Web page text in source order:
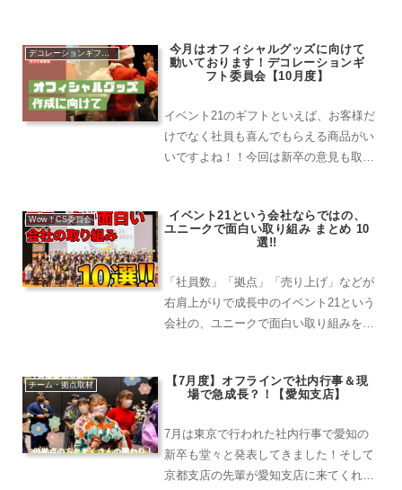
ゃいます！you happy,we ha...
デコレーションギフト委員会
今月はオフィシャルグッズに向けて
動いております！デコレーションギ
フト委員会【10月度】
イベント21のギフトといえば、お客様だ
けでなく社員も喜んでもらえる商品がい
いですよね！！今回は新卒の意見も取り
Wow！CS委員会
イベント21という会社ならではの、
ユニークで面白い取り組み まとめ 10
選!!
「社員数」「拠点」「売り上げ」などが
右肩上がりで成長中のイベント21という
会社の、ユニークで面白い取り組みを10
チーム・拠点取材
【7月度】オフラインで社内行事＆現
場で急成長？！【愛知支店】
7月は東京で行われた社内行事で愛知の
新卒も堂々と発表してきました！そして
京都支店の先輩が愛知支店に来てくれ